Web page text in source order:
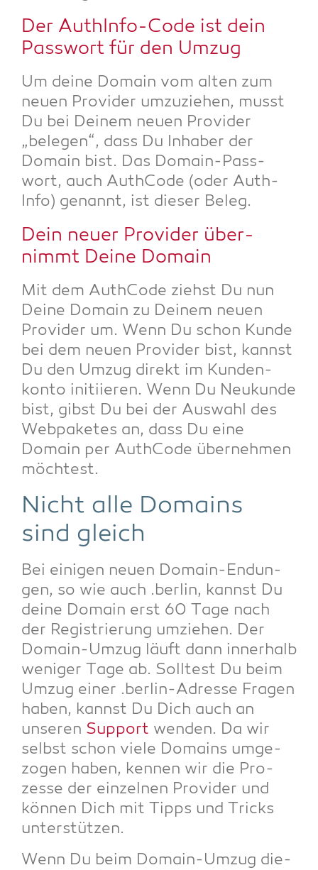
Der Aut­hIn­fo-Code ist dein
Pass­wort für den Umzug
Um dei­ne Domain vom alten zum
neu­en Pro­vi­der umzu­zie­hen, musst
Du bei Dei­nem neu­en Pro­vi­der
„bele­gen“, dass Du Inha­ber der
Domain bist. Das Domain-Pass­
wort, auch Auth­Code (oder Auth-
Info) genannt, ist die­ser Beleg.
Dein neu­er Pro­vi­der über­
nimmt Dei­ne Domain
Mit dem Auth­Code ziehst Du nun
Dei­ne Domain zu Dei­nem neu­en
Pro­vi­der um. Wenn Du schon Kun­de
bei dem neu­en Pro­vi­der bist, kannst
Du den Umzug direkt im Kun­den­
kon­to initi­ie­ren. Wenn Du Neu­kun­de
bist, gibst Du bei der Aus­wahl des
Web­pa­ke­tes an, dass Du eine
Domain per Auth­Code über­neh­men
möchtest.
Nicht alle Domains
sind gleich
Bei eini­gen neu­en Domain-Endun­
gen, so wie auch .ber­lin, kannst Du
dei­ne Domain erst 60 Tage nach
der Regis­trie­rung umzie­hen. Der
Domain-Umzug läuft dann inner­halb
weni­ger Tage ab. Soll­test Du beim
Umzug einer .ber­lin-Adres­se Fra­gen
haben, kannst Du Dich auch an
unse­ren Sup­port wen­den. Da wir
selbst schon vie­le Domains umge­
zo­gen haben, ken­nen wir die Pro­
zes­se der ein­zel­nen Pro­vi­der und
kön­nen Dich mit Tipps und Tricks
unterstützen.
Wenn Du beim Domain-Umzug die­